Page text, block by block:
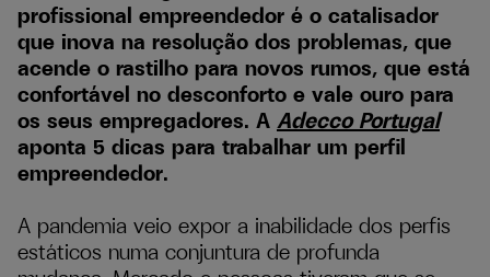
profissional empreendedor é o catalisador
que inova na resolução dos problemas, que
acende o rastilho para novos rumos, que está
confortável no desconforto e vale ouro para
os seus empregadores. A Adecco Portugal
aponta 5 dicas para trabalhar um perfil
empreendedor.
A pandemia veio expor a inabilidade dos perfis
estáticos numa conjuntura de profunda